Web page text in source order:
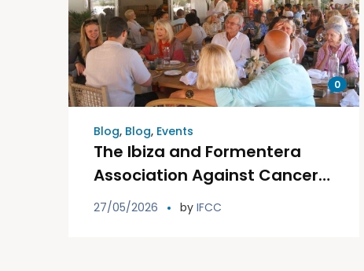
0
Blog, Blog, Events
The Ibiza and Formentera
Association Against Cancer
celebrates its 25th
27/05/2026 by IFCC